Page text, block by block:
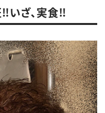
いざ、実食‼︎